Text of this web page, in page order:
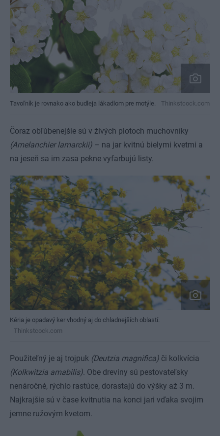
Tavoľník je rovnako ako budleja lákadlom pre motýle. Thinkstcock.com
Čoraz obľúbenejšie sú v živých plotoch muchovníky
(Amelanchier lamarckii) – na jar kvitnú bielymi kvetmi a
na jeseň sa im zasa pekne vyfarbujú listy.
Kéria je opadavý ker vhodný aj do chladnejších oblastí.
Thinkstcock.com
Použiteľný je aj trojpuk (Deutzia magnifica) či kolkvícia
(Kolkwitzia amabilis). Obe dreviny sú pestovateľsky
nenáročné, rýchlo rastúce, dorastajú do výšky až 3 m.
Najkrajšie sú v čase kvitnutia na konci jari vďaka svojim
jemne ružovým kvetom.